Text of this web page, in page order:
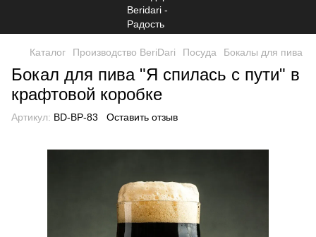
Каталог Производство BeriDari Посуда Бокалы для пива
Бокал для пива "Я спилась с пути" в
крафтовой коробке
Артикул: BD-BP-83 Оставить отзыв